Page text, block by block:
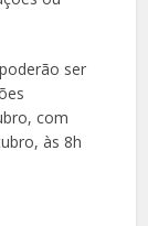
ser
com
às 8h